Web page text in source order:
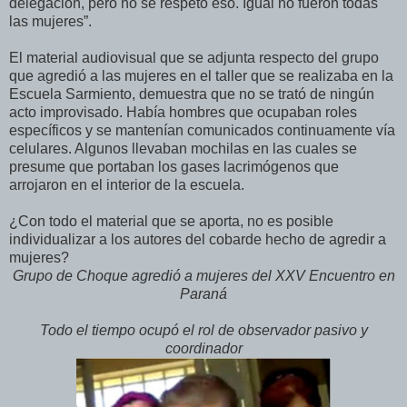
las mujeres”.
El material audiovisual que se adjunta respecto del grupo
que agredió a las mujeres en el taller que se realizaba en la
Escuela Sarmiento, demuestra que no se trató de ningún
acto improvisado. Había hombres que ocupaban roles
específicos y se mantenían comunicados continuamente vía
celulares. Algunos llevaban mochilas en las cuales se
presume que portaban los gases lacrimógenos que
arrojaron en el interior de la escuela.
¿Con todo el material que se aporta, no es posible
individualizar a los autores del cobarde hecho de agredir a
mujeres?
Grupo de Choque agredió a mujeres del XXV Encuentro en
Paraná
Todo el tiempo ocupó el rol de observador pasivo y
coordinador